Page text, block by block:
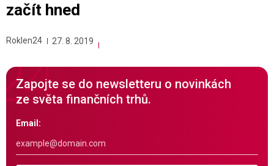
začít hned
Roklen24 27. 8. 2019
Zapojte se do newsletteru o novinkách
ze světa finančních trhů.
Email: